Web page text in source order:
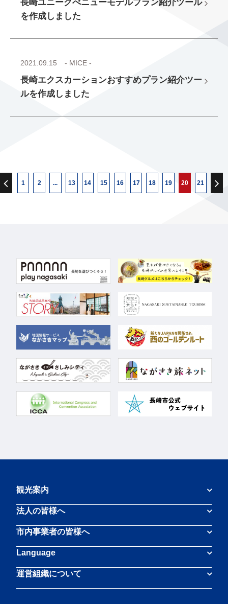
長崎ユニークべニューモデルプラン紹介ツール
を作成しました
2021.09.15 - MICE -
長崎エクスカーションおすすめプラン紹介ツー
ルを作成しました
1 2 ... 13 14 15 16 17 18 19 20 21
観光案内
法人の皆様へ
市内事業者の皆様へ
Language
運営組織について